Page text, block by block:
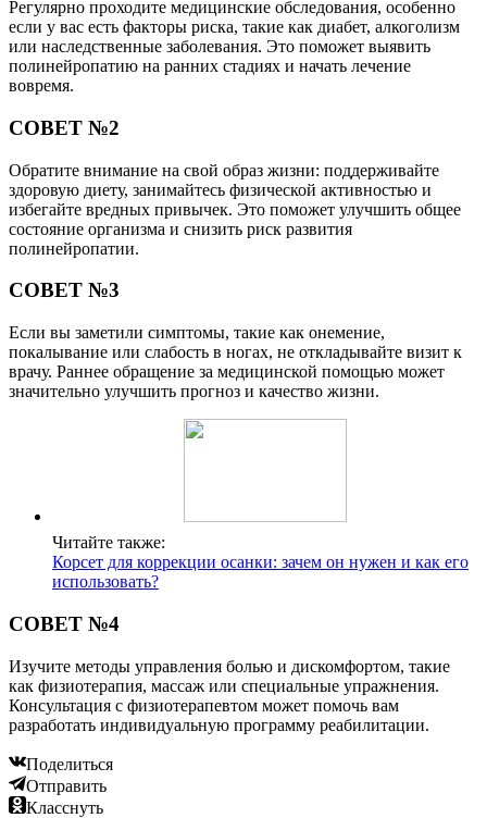
Регулярно проходите медицинские обследования, особенно
если у вас есть факторы риска, такие как диабет, алкоголизм
или наследственные заболевания. Это поможет выявить
полинейропатию на ранних стадиях и начать лечение
вовремя.
СОВЕТ №2
Обратите внимание на свой образ жизни: поддерживайте
здоровую диету, занимайтесь физической активностью и
избегайте вредных привычек. Это поможет улучшить общее
состояние организма и снизить риск развития
полинейропатии.
СОВЕТ №3
Если вы заметили симптомы, такие как онемение,
покалывание или слабость в ногах, не откладывайте визит к
врачу. Раннее обращение за медицинской помощью может
значительно улучшить прогноз и качество жизни.
Читайте также:
Корсет для коррекции осанки: зачем он нужен и как его
использовать?
СОВЕТ №4
Изучите методы управления болью и дискомфортом, такие
как физиотерапия, массаж или специальные упражнения.
Консультация с физиотерапевтом может помочь вам
разработать индивидуальную программу реабилитации.
Поделиться
Отправить
Класснуть